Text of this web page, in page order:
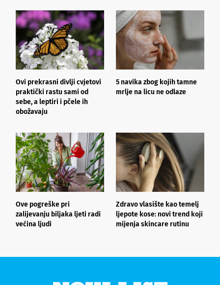
Ovi prekrasni divlji cvjetovi
praktički rastu sami od
sebe, a leptiri i pčele ih
obožavaju
5 navika zbog kojih tamne
mrlje na licu ne odlaze
Ove pogreške pri
zalijevanju biljaka ljeti radi
većina ljudi
Zdravo vlasište kao temelj
ljepote kose: novi trend koji
mijenja skincare rutinu